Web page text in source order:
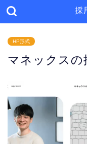
採
HP形式
マネックスの